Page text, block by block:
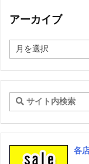
ゴ
ー
アーカイブ
ー
イ
各